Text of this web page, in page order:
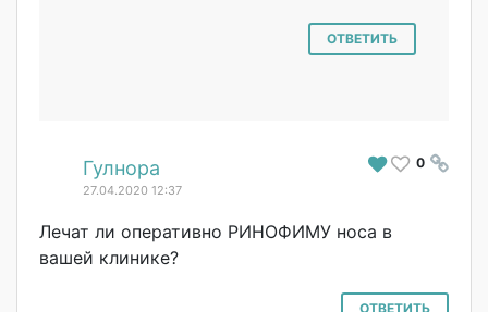
ОТВЕТИТЬ
# 0
Гулнора
27.04.2020 12:37
Лечат ли оперативно РИНОФИМУ носа в
вашей клинике?
ОТВЕТИТЬ